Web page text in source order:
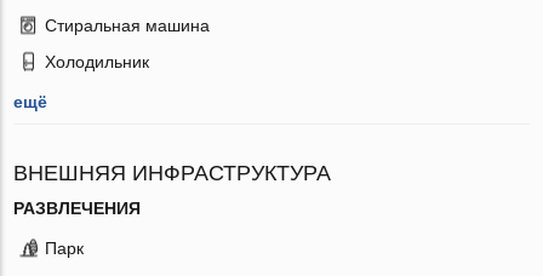
Стиральная машина
Холодильник
ещё
ВНЕШНЯЯ ИНФРАСТРУКТУРА
РАЗВЛЕЧЕНИЯ
Парк